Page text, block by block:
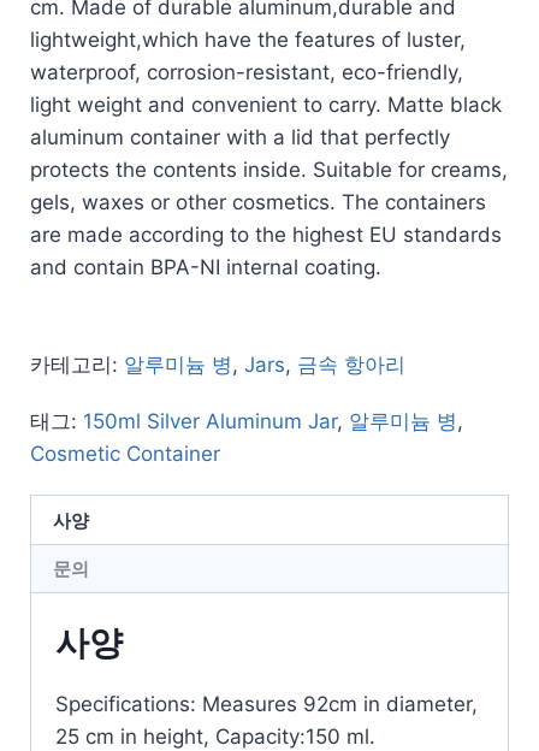
cm. Made of durable aluminum,durable and
lightweight,which have the features of luster,
waterproof, corrosion-resistant, eco-friendly,
light weight and convenient to carry. Matte black
aluminum container with a lid that perfectly
protects the contents inside. Suitable for creams,
gels, waxes or other cosmetics. The containers
are made according to the highest EU standards
and contain BPA-NI internal coating.
카테고리: 알루미늄 병, Jars, 금속 항아리
태그: 150ml Silver Aluminum Jar, 알루미늄 병,
Cosmetic Container
사양
문의
사양
Specifications: Measures 92cm in diameter,
25 cm in height, Capacity:150 ml.